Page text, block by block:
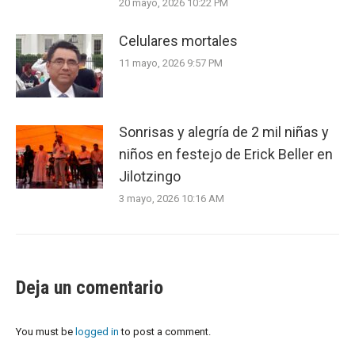
20 mayo, 2026 10:22 PM
Celulares mortales
11 mayo, 2026 9:57 PM
Sonrisas y alegría de 2 mil niñas y
niños en festejo de Erick Beller en
Jilotzingo
3 mayo, 2026 10:16 AM
Deja un comentario
You must be logged in to post a comment.